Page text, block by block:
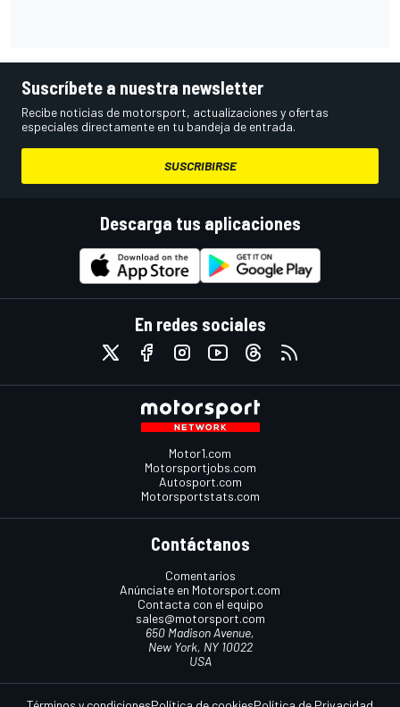
Suscríbete a nuestra newsletter
Recibe noticias de motorsport, actualizaciones y ofertas
especiales directamente en tu bandeja de entrada.
SUSCRIBIRSE
Descarga tus aplicaciones
En redes sociales
Motor1.com
Motorsportjobs.com
Autosport.com
Motorsportstats.com
Contáctanos
Comentarios
Anúnciate en Motorsport.com
Contacta con el equipo
sales@motorsport.com
650 Madison Avenue,
New York, NY 10022
USA